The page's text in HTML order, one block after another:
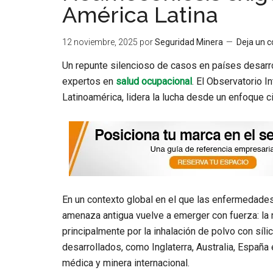
América Latina
12 noviembre, 2025 porSeguridad Minera Deja un
Un repunte silencioso de casos en países
expertos en salud ocupacional. El Observatorio
Latinoamérica, lidera la lucha desde un enfoque
En un contexto global en el que las
amenaza antigua vuelve a emerger con fuerza: la
principalmente por la inhalación de polvo con
desarrollados, como Inglaterra, Australia,
médica y minera internacional.